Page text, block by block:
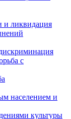
и ликвидация
с
населением и
культуры